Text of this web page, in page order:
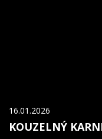
16.01.2026
KOUZELNÝ